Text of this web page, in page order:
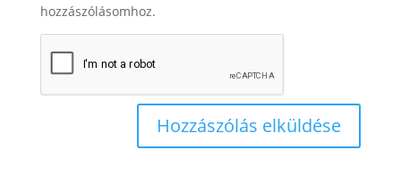
hozzászólásomhoz.